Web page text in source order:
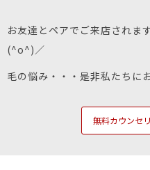
お友達とペアでご来店されま
(^o^)／
毛の悩み・・・是非私たちに
無料カウンセ